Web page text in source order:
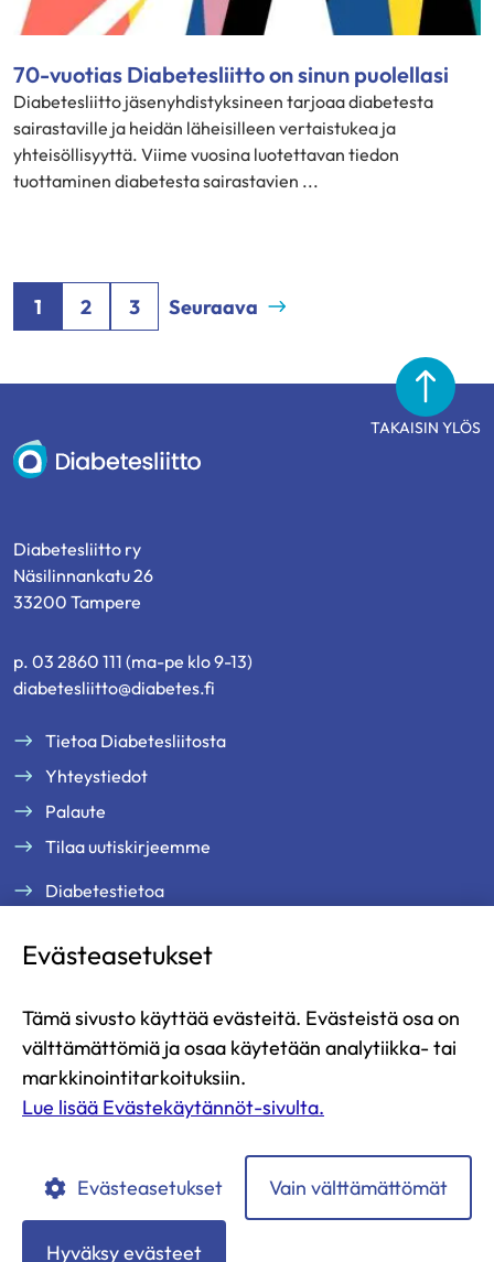
70-vuotias Diabetesliitto on sinun puolellasi
Diabetesliitto jäsenyhdistyksineen tarjoaa diabetesta
sairastaville ja heidän läheisilleen vertaistukea ja
yhteisöllisyyttä. Viime vuosina luotettavan tiedon
tuottaminen diabetesta sairastavien ...
1 2 3 Seuraava
TAKAISIN YLÖS
Diabetesliitto
Diabetesliitto ry
Näsilinnankatu 26
33200 Tampere
p. 03 2860 111 (ma-pe klo 9-13)
diabetesliitto@diabetes.fi
Tietoa Diabetesliitosta
Yhteystiedot
Palaute
Tilaa uutiskirjeemme
Diabetestietoa
Jäsenille
Ajankohtaista
Yritysyhteistyö ja kumppanuus
Lahjoita
Evästeasetukset
Tämä sivusto käyttää evästeitä. Evästeistä osa on
välttämättömiä ja osaa käytetään analytiikka- tai
markkinointitarkoituksiin.
Lue lisää Evästekäytännöt-sivulta.
Evästeasetukset Vain välttämättömät
Hyväksy evästeet